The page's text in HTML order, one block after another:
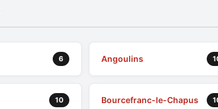
6 Angoulins
10 Bourcefranc-le-Chapus